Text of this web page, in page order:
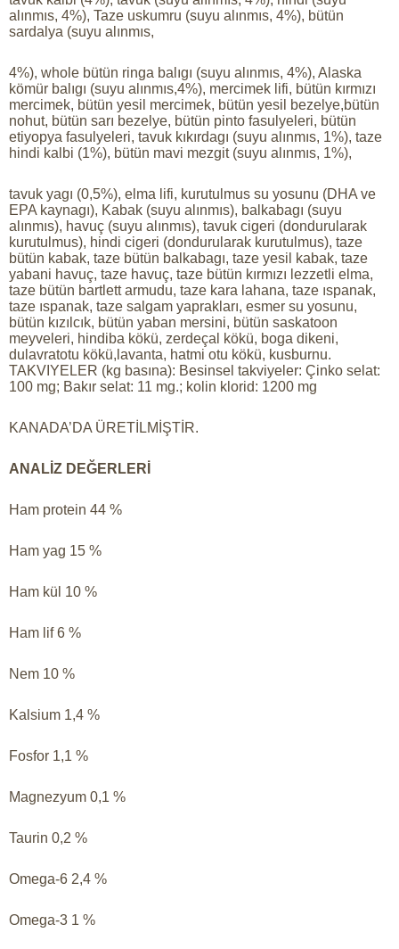
alınmıs, 4%), Taze uskumru (suyu alınmıs, 4%), bütün
sardalya (suyu alınmıs,
4%), whole bütün ringa balıgı (suyu alınmıs, 4%), Alaska
kömür balıgı (suyu alınmıs,4%), mercimek lifi, bütün kırmızı
mercimek, bütün yesil mercimek, bütün yesil bezelye,bütün
nohut, bütün sarı bezelye, bütün pinto fasulyeleri, bütün
etiyopya fasulyeleri, tavuk kıkırdagı (suyu alınmıs, 1%), taze
hindi kalbi (1%), bütün mavi mezgit (suyu alınmıs, 1%),
tavuk yagı (0,5%), elma lifi, kurutulmus su yosunu (DHA ve
EPA kaynagı), Kabak (suyu alınmıs), balkabagı (suyu
alınmıs), havuç (suyu alınmıs), tavuk cigeri (dondurularak
kurutulmus), hindi cigeri (dondurularak kurutulmus), taze
bütün kabak, taze bütün balkabagı, taze yesil kabak, taze
yabani havuç, taze havuç, taze bütün kırmızı lezzetli elma,
taze bütün bartlett armudu, taze kara lahana, taze ıspanak,
taze ıspanak, taze salgam yaprakları, esmer su yosunu,
bütün kızılcık, bütün yaban mersini, bütün saskatoon
meyveleri, hindiba kökü, zerdeçal kökü, boga dikeni,
dulavratotu kökü,lavanta, hatmi otu kökü, kusburnu.
TAKVIYELER (kg basına): Besinsel takviyeler: Çinko selat:
100 mg; Bakır selat: 11 mg.; kolin klorid: 1200 mg
KANADA’DA ÜRETİLMİŞTİR.
ANALİZ DEĞERLERİ
Ham protein 44 %
Ham yag 15 %
Ham kül 10 %
Ham lif 6 %
Nem 10 %
Kalsium 1,4 %
Fosfor 1,1 %
Magnezyum 0,1 %
Taurin 0,2 %
Omega-6 2,4 %
Omega-3 1 %